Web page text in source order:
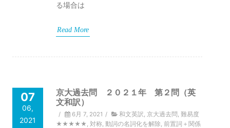
る場合は
Read More
07
06,
2021
京大過去問 ２０２１年 第２問（英
文和訳）
/ 6月 7, 2021 / 和文英訳, 京大過去問 , 難易度
★★★★★, 対称, 動詞の名詞化を解除, 前置詞＋関係